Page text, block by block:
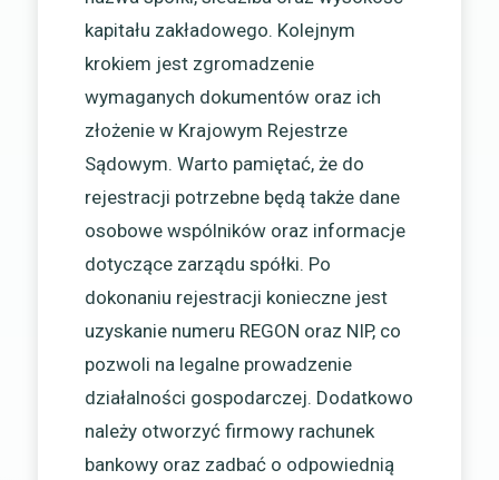
kapitału zakładowego. Kolejnym
krokiem jest zgromadzenie
wymaganych dokumentów oraz ich
złożenie w Krajowym Rejestrze
Sądowym. Warto pamiętać, że do
rejestracji potrzebne będą także dane
osobowe wspólników oraz informacje
dotyczące zarządu spółki. Po
dokonaniu rejestracji konieczne jest
uzyskanie numeru REGON oraz NIP, co
pozwoli na legalne prowadzenie
działalności gospodarczej. Dodatkowo
należy otworzyć firmowy rachunek
bankowy oraz zadbać o odpowiednią